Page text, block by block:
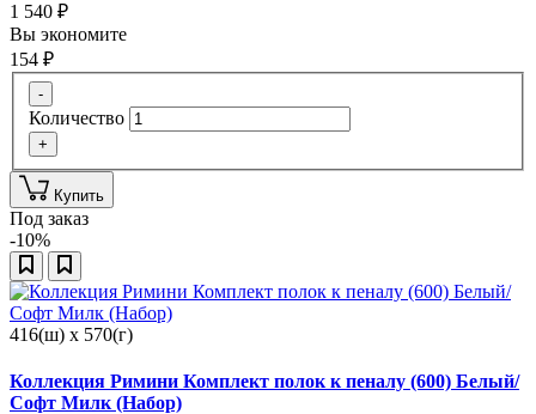
1 540 ₽
Вы экономите
154 ₽
-
Количество
+
Купить
Под заказ
-10%
416(ш) x 570(г)
Коллекция Римини Комплект полок к пеналу (600) Белый/
Софт Милк (Набор)